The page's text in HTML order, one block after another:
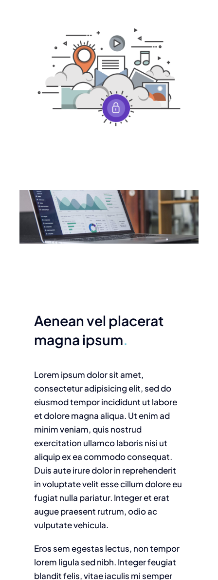
Aenean vel placerat
magna ipsum.
Lorem ipsum dolor sit amet,
consectetur adipisicing elit, sed do
eiusmod tempor incididunt ut labore
et dolore magna aliqua. Ut enim ad
minim veniam, quis nostrud
exercitation ullamco laboris nisi ut
aliquip ex ea commodo consequat.
Duis aute irure dolor in reprehenderit
in voluptate velit esse cillum dolore eu
fugiat nulla pariatur. Integer et erat
augue praesent rutrum, odio ac
vulputate vehicula.
Eros sem egestas lectus, non tempor
lorem ligula sed nibh. Integer feugiat
blandit felis, vitae iaculis mi semper